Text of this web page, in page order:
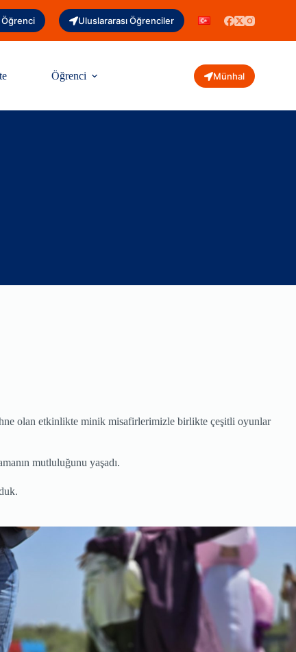
Uluslararası Öğrenciler
Öğrenci Münhal
olan etkinlikte minik misafirlerimizle birlikte çeşitli oyunlar
mutluluğunu yaşadı.